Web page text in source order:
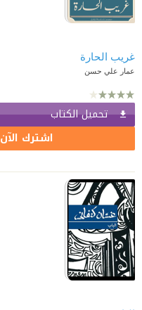
غريب الحارة
عمار علي حسن
تحميل الكتاب
اشترك الآن